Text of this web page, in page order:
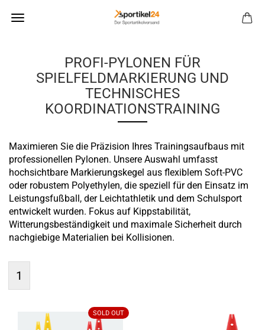
PROFI-PYLONEN FÜR
SPIELFELDMARKIERUNG UND
TECHNISCHES
KOORDINATIONSTRAINING
Maximieren Sie die Präzision Ihres Trainingsaufbaus mit
professionellen Pylonen. Unsere Auswahl umfasst
hochsichtbare Markierungskegel aus flexiblem Soft-PVC
oder robustem Polyethylen, die speziell für den Einsatz im
Leistungsfußball, der Leichtathletik und dem Schulsport
entwickelt wurden. Fokus auf Kippstabilität,
Witterungsbeständigkeit und maximale Sicherheit durch
nachgiebige Materialien bei Kollisionen.
1
SOLD OUT